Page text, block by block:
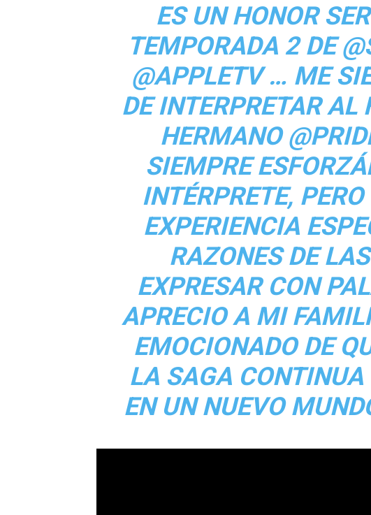
ES UN HONOR
TEMPORADA 2 DE
@APPLETV … ME
DE INTERPRETAR
HERMANO
SIEMPRE
INTÉRPRETE,
EXPERIENCIA
RAZONES DE
EXPRESAR CON
APRECIO A MI
EMOCIONADO DE
LA SAGA
EN UN NUEVO